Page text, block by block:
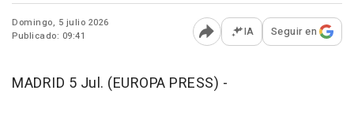
Domingo, 5 julio 2026
Publicado: 09:41
Abrir opciones para
IA Seguir en
MADRID 5 Jul. (EUROPA PRESS) -